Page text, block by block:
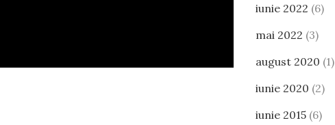
iunie 2022 (6)
mai 2022 (3)
august 2020 (1)
iunie 2020 (2)
iunie 2015 (6)